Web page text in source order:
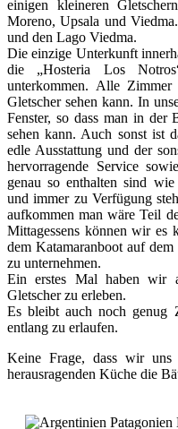
einigen kleineren
Moreno, Upsala und
und den Lago Viedma.
Die einzige Unterkunft
die „Hosteria Los
unterkommen. Alle
Gletscher sehen kann. In
Fenster, so dass man in der
sehen kann. Auch sonst ist
edle Ausstattung und der
hervorragende Service
genau so enthalten sind
und immer zu Verfügung
aufkommen man wäre Teil
Mittagessens können wir es
dem Katamaranboot auf
zu unternehmen.
Ein erstes Mal haben wir
Gletscher zu erleben.
Es bleibt auch noch genug
entlang zu erlaufen.
Keine Frage, dass wir
herausragenden Küche die